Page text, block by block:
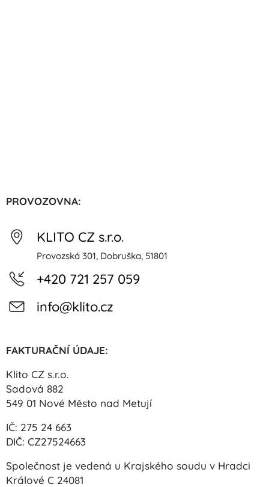
PROVOZOVNA:
KLITO CZ s.r.o.
Provozská 301, Dobruška, 51801
+420 721 257 059
info@klito.cz
FAKTURAČNÍ ÚDAJE:
Klito CZ s.r.o.
Sadová 882
549 01 Nové Město nad Metují
IČ: 275 24 663
DIČ: CZ27524663
Společnost je vedená u Krajského soudu v Hradci
Králové C 24081